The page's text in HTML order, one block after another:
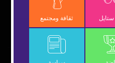
الإماراتي
ستايل ثقافة ومجتمع